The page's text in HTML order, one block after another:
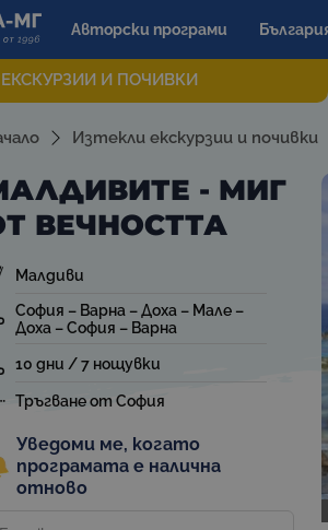
Авторски програми
ЕКСКУРЗИИ И ПОЧИВКИ
Изтекли екскурзии и почивки
- МИГ
ВЕЧНОСТТА
Малдиви
София – Варна – Доха – Мале –
Доха – София – Варна
10 дни / 7 нощувки
Тръгване от София
Уведоми ме, когато
програмата е налична
отново